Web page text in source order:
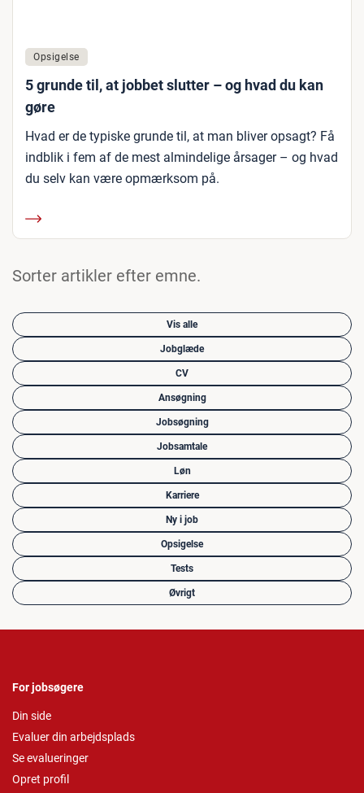
Opsigelse
5 grunde til, at jobbet slutter – og hvad du kan
gøre
Hvad er de typiske grunde til, at man bliver opsagt? Få
indblik i fem af de mest almindelige årsager – og hvad
du selv kan være opmærksom på.
Sorter artikler efter emne.
Vis alle
Jobglæde
CV
Ansøgning
Jobsøgning
Jobsamtale
Løn
Karriere
Ny i job
Opsigelse
Tests
Øvrigt
For jobsøgere
Din side
Evaluer din arbejdsplads
Se evalueringer
Opret profil